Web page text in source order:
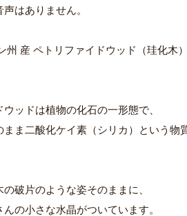
はありません。
州 産 ペトリファイドウッド（珪化木
ッドは植物の化石の一形態で、
ま二酸化ケイ素（シリカ）という物
破片のような姿そのままに、
の小さな水晶がついています。